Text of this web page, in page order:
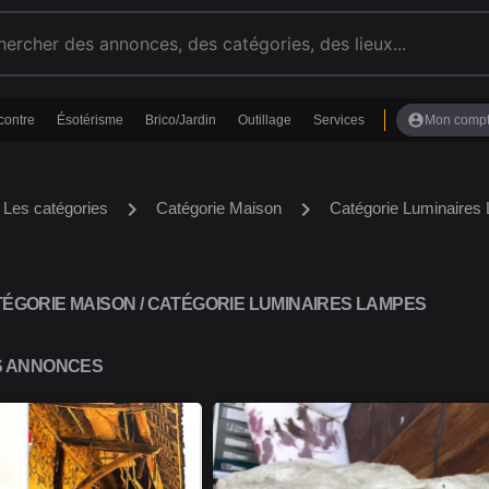
Ésotérisme Brico/Jardin Outillage Services account_circle Mon
Les catégories chevron_right Catégorie Maison chevron_right Catégorie Luminaires
MAISON / CATÉGORIE LUMINAIRES LAMPES
ANNONCES